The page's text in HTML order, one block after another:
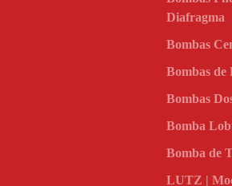
Diafragma
Bombas
Bombas de
Bombas
Bomba
Bomba de
LUTZ |